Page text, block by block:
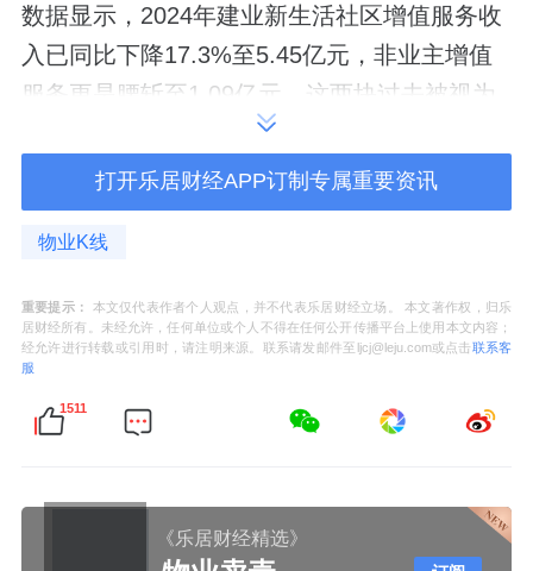
数据显示，2024年建业新生活社区增值服务收
入已同比下降17.3%至5.45亿元，非业主增值
服务更是腰斩至1.09亿元。这两块过去被视为
物企“现金牛”的业务失速，直接拉低了整体盈
利能力。
具体到三大业务板块，物业管理服务、社区增
值服务，以及非业主增值服务的毛利率分别约
滑。
值得注意：撇除资产减值等非经营性项目影响
打开乐居财经APP订制专属重要资讯
物业K线
重要提示：
本文仅代表作者个人观点，并不代表乐居财经立场。 本文著作权，归乐
居财经所有。未经允许，任何单位或个人不得在任何公开传播平台上使用本文内容；
经允许进行转载或引用时，请注明来源。联系请发邮件至ljcj@leju.com或点击联系客
服
1511
《乐居财经精选》